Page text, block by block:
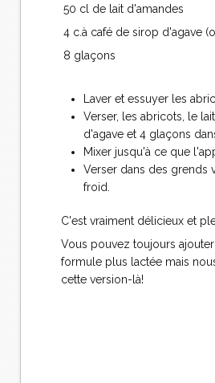
50 cl de lait d'amandes
4 c.à café de sirop d'agave
8 glaçons
Laver et essuyer les
Verser, les abricots, le
d'agave et 4 glaçons
Mixer jusqu'à ce que
Verser dans des grends
froid.
C'est vraiment délicieux et
Vous pouvez toujours
formule plus lactée mais
cette version-là!